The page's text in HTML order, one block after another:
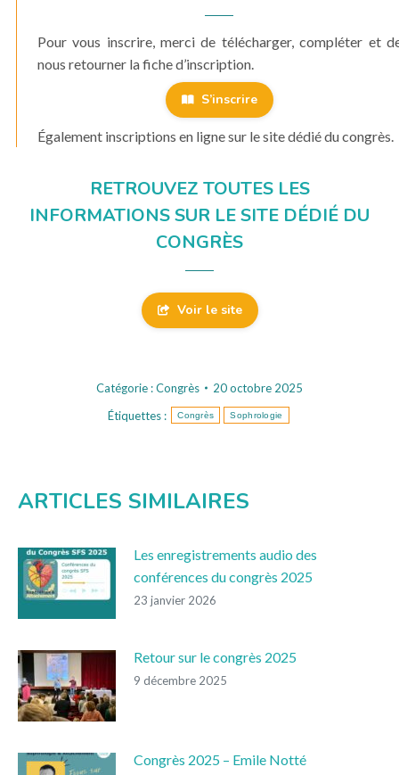
Pour vous inscrire, merci de télécharger, compléter et
nous retourner la fiche d’inscription.
S’inscrire
Également inscriptions en ligne sur le site dédié du congrès.
RETROUVEZ TOUTES LES
INFORMATIONS SUR LE SITE DÉDIÉ DU
CONGRÈS
Voir le site
Catégorie :Congrès
20 octobre 2025
Étiquettes :
Congrès Sophrologie
ARTICLES SIMILAIRES
Les enregistrements audio des
conférences du congrès 2025
23 janvier 2026
Retour sur le congrès 2025
9 décembre 2025
Congrès 2025 – Emile Notté